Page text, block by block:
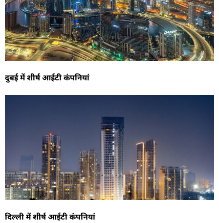
दुबई में शीर्ष आईटी कंपनियां
दिल्ली में शीर्ष आईटी कंपनियां